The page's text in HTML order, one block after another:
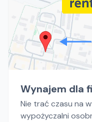
Wynajem dla
Nie trać czasu na
wypożyczalni